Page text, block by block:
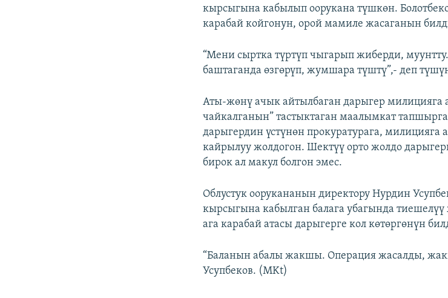
кырсыгына кабылып оорукана түшкөн.
карабай койгонун, орой мамиле жасаганын
“Мени сыртка түртүп чыгарып жиберди,
баштаганда өзгөрүп, жумшара түштү”,- деп
Аты-жөнү ачык айтылбаган дарыгер милицияга
чайкалганын” тастыктаган маалымкат
дарыгердин үстүнөн прокуратурага, милицияга
кайрылуу жолдогон. Шектүү орто жолдо
бирок ал макул болгон эмес.
Облустук оорукананын директору Нурдин
кырсыгына кабылган балага убагында
ага карабай атасы дарыгерге кол көтөргөнүн
“Баланын абалы жакшы. Операция жасалды,
Усупбеков. (MKt)